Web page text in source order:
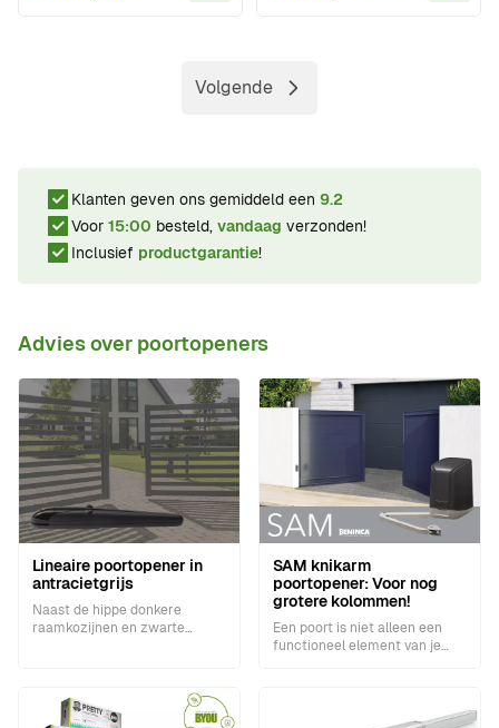
Pagina
Volgende
Klanten geven ons gemiddeld een 9.2
Voor 15:00 besteld, vandaag verzonden!
Inclusief productgarantie!
Advies over poortopeners
Lineaire poortopener in
antracietgrijs
Naast de hippe donkere
raamkozijnen en zwarte
SAM knikarm
poortopener: Voor nog
grotere kolommen!
Een poort is niet alleen een
functioneel element van je
woning of bedrijf naderen.